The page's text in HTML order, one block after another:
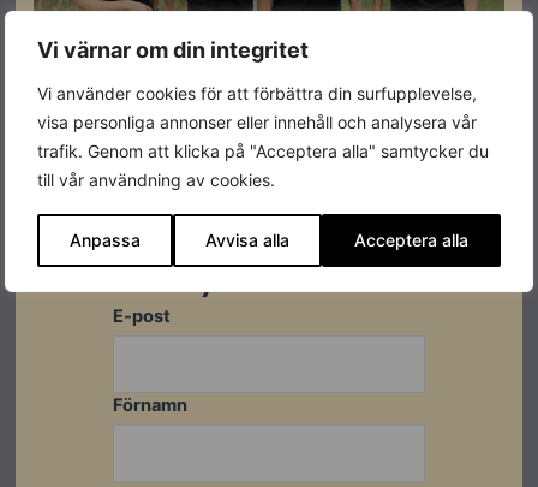
Vi värnar om din integritet
Vi använder cookies för att förbättra din surfupplevelse,
visa personliga annonser eller innehåll och analysera vår
trafik. Genom att klicka på "Acceptera alla" samtycker du
till vår användning av cookies.
Anpassa Avvisa alla Acceptera alla
DatabladPrenumerera på vårt
nyhetsbrev
E-post
Förnamn